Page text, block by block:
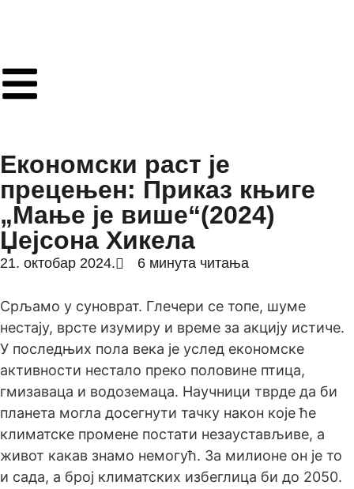
Економски раст је
прецењен: Приказ књиге
„Мање је више“(2024)
Џејсона Хикела
21. октобар 2024. 6 минута читања
Срљамо у суноврат. Глечери се топе, шуме
нестају, врсте изумиру и време за акцију истиче.
У последњих пола века је услед економске
активности нестало преко половине птица,
гмизаваца и водоземаца. Научници тврде да би
планета могла досегнути тачку након које ће
климатске промене постати незаустављиве, a
живот какав знамо немогућ. За милионе он је то
и сада, а број климатских избеглица би до 2050.